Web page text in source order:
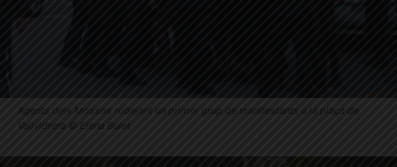
Agents dels Mossos rodejant un primer grup de manifestants a la plaça de
Vallvidrera © Elena Bulet